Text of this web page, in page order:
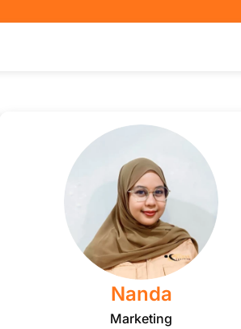
Nanda
Marketing